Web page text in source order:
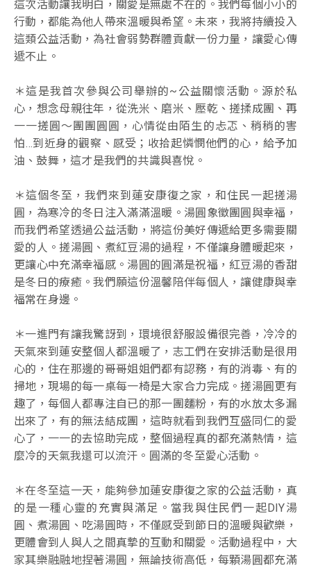
這次活動讓我明白，關愛是無處不在的。我們每個小小的
行動，都能為他人帶來溫暖與希望。未來，我將持續投入
這類公益活動，為社會弱勢群體貢獻一份力量，讓愛心傳
遞不止。
＊這是我首次參與公司舉辦的~公益關懷活動。源於私
心，想念母親往年，從洗米、磨米、壓乾、搓揉成團、再
一一搓圓～團團圓圓，心情從由陌生的忐忑、稍稍的害
怕…到近身的觀察、感受；收拾起憐憫他們的心，給予加
油、鼓舞，這才是我們的共識與喜悅。
＊這個冬至，我們來到蓮安康復之家，和住民一起搓湯
圓，為寒冷的冬日注入滿滿溫暖。湯圓象徵團圓與幸福，
而我們希望透過公益活動，將這份美好傳遞給更多需要關
愛的人。搓湯圓、煮紅豆湯的過程，不僅讓身體暖起來，
更讓心中充滿幸福感。湯圓的圓滿是祝福，紅豆湯的香甜
是冬日的療癒。我們願這份溫馨陪伴每個人，讓健康與幸
福常在身邊。
＊一進門有讓我驚訝到，環境很舒服設備很完善，冷冷的
天氣來到蓮安整個人都溫暖了，志工們在安排活動是很用
心的，住在那邊的哥哥姐姐們都有認務，有的消毒、有的
掃地，現場的每一桌每一椅是大家合力完成。搓湯圓更有
趣了，每個人都專注自已的那一團麵粉，有的水放太多漏
出來了，有的無法結成團，這時就看到我們互盛同仁的愛
心了，一一的去協助完成，整個過程真的都充滿熱情，這
麼冷的天氣我還可以流汗。圓滿的冬至愛心活動。
＊在冬至這一天，能夠參加蓮安康復之家的公益活動，真
的是一種心靈的充實與滿足。當我與住民們一起DIY湯
圓、煮湯圓、吃湯圓時，不僅感受到節日的溫暖與歡樂，
更體會到人與人之間真摯的互動和關愛。活動過程中，大
家其樂融融地捏著湯圓，無論技術高低，每顆湯圓都充滿